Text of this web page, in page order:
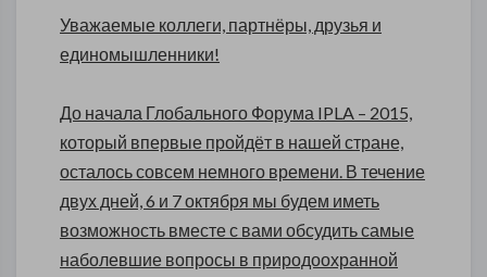
Уважаемые коллеги, партнёры, друзья и
единомышленники!
До начала Глобального Форума IPLA – 2015,
который впервые пройдёт в нашей стране,
осталось совсем немного времени. В течение
двух дней, 6 и 7 октября мы будем иметь
возможность вместе с вами обсудить самые
наболевшие вопросы в природоохранной